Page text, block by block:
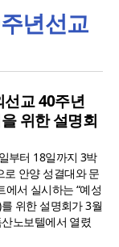
년선교
선교 40주년
위한 설명회
부터 18일까지 3박
로 안양 성결대와 문
에서 실시하는 “예성
위한 설명회가 3월
노보텔에서 열렸